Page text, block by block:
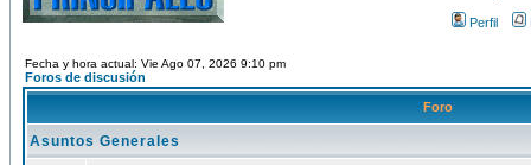
Perfil
Fecha y hora actual: Vie Ago 07, 2026 9:10 pm
Foros de discusión
Foro
Asuntos Generales